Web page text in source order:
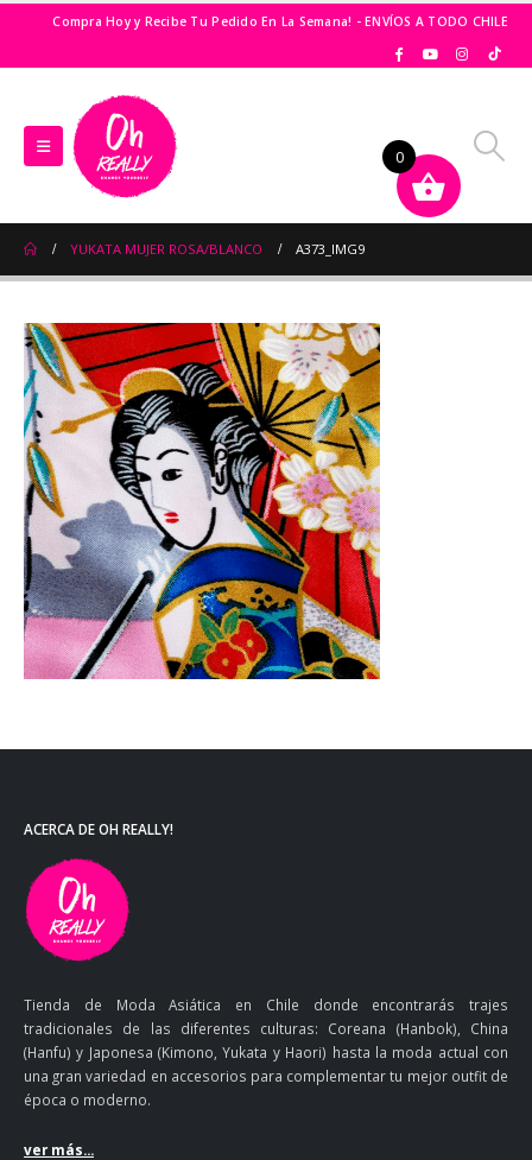
Compra Hoy y Recibe Tu Pedido En La Semana! - ENVÍOS A TODO CHILE
YUKATA MUJER ROSA/BLANCO A373_IMG9
ACERCA DE OH REALLY!
Tienda de Moda Asiática en Chile donde encontrarás trajes
tradicionales de las diferentes culturas: Coreana (Hanbok), China
(Hanfu) y Japonesa (Kimono, Yukata y Haori) hasta la moda actual con
una gran variedad en accesorios para complementar tu mejor outfit de
época o moderno.
ver más...
0